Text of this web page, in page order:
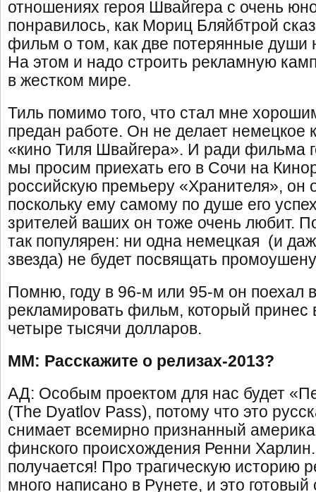
отношениях героя Швайгера с очень
понравилось, как Мориц Бляйбтрой
фильм о том, как две потерянные души
На этом и надо строить рекламную
в жестком мире.
Тиль помимо того, что стал мне
предан работе. Он не делает немецкое
«кино Тиля Швайгера». И ради фильма
мы просим приехать его в Сочи на
российскую премьеру «Хранителя», он
поскольку ему самому по душе его
зрителей ваших он тоже очень любит.
так популярен: ни одна немецкая (и
звезда) не будет посвящать
Помню, году в 96-м или 95-м он поехал
рекламировать фильм, который принес
четыре тысячи долларов.
ММ: Расскажите о релизах-2013?
АД: Особым проектом для нас будет
(The Dyatlov Pass), потому что это
снимает всемирно признанный
финского происхождения Ренни
получается! Про трагическую историю
много написано в Рунете, и это